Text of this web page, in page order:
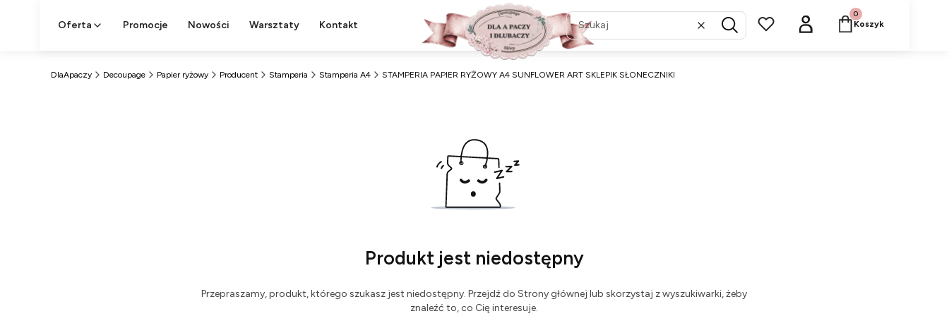
Oferta Promocje Nowości Warsztaty Kontakt WyczyśćSzukaj
Produkty w koszyku:
Koszyk
DlaApaczy Decoupage Papier ryżowy Producent Stamperia Stamperia A4 STAMPERIA PAPIER RYŻOWY A4 SUNFLOWER ART SKLEPIK SŁONECZNIKI
Produkt jest niedostępny
Przepraszamy, produkt, którego szukasz jest niedostępny. Przejdź do Strony głównej lub skorzystaj z wyszukiwarki, żeby
znaleźć to, co Cię interesuje.